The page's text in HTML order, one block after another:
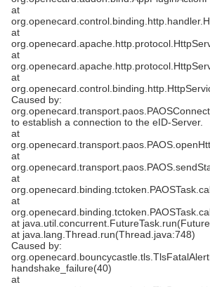
at
at
at
at
Caused by:
to establish a connection to the eID-Server.
at
at
at
at
at
at java.lang.Thread.run(Thread.java:748)
Caused by:
handshake_failure(40)
at